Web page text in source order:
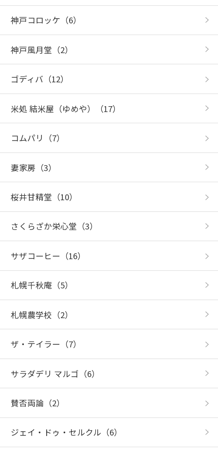
神戸コロッケ （6）
神戸風月堂 （2）
ゴディバ （12）
米処 結米屋（ゆめや） （17）
コムパリ （7）
妻家房 （3）
桜井甘精堂 （10）
さくらざか栄心堂 （3）
サザコーヒー （16）
札幌千秋庵 （5）
札幌農学校 （2）
ザ・テイラー （7）
サラダデリ マルゴ （6）
賛否両論 （2）
ジェイ・ドゥ・セルクル （6）